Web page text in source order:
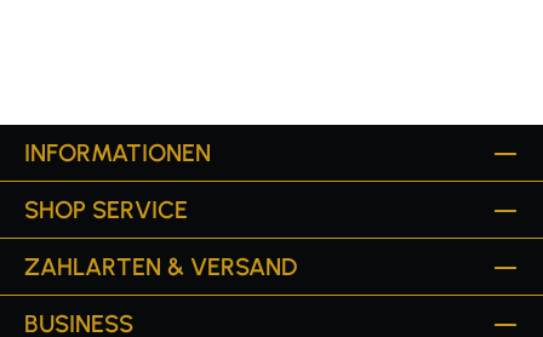
INFORMATIONEN
SHOP SERVICE
ZAHLARTEN & VERSAND
BUSINESS